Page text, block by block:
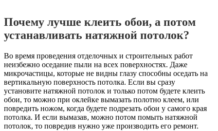
Почему лучше клеить обои, а потом
устанавливать натяжной потолок?
Во время проведения отделочных и строительных работ
неизбежно оседание пыли на всех поверхностях. Даже
микрочастицы, которые не видны глазу способны оседать на
вертикальную поверхность потолка. Если вы сразу
установите натяжной потолок и только потом будете клеить
обои, то можно при оклейке вымазать полотно клеем, или
повредить ножом, когда будете подрезать обои у самого края
потолка. И если вымазав, можно потом помыть натяжной
потолок, то повредив нужно уже производить его ремонт.